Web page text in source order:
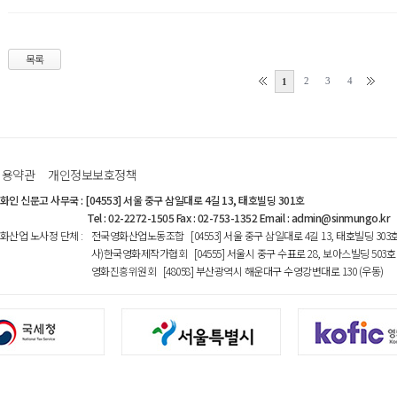
목록
1 2 3 4
약관 개인정보보호정책
인 신문고 사무국: [04553] 서울 중구 삼일대로 4길 13, 태호빌딩 301호
Tel : 02-2272-1505 Fax : 02-753-1352 Email : admin@sinmungo.kr
산업 노사정 단체 :
전국영화산업노동조합 [04553] 서울 중구 삼일대로 4길 13, 태호빌딩 303
사)한국영화제작가협회 [04555] 서울시 중구 수표로 28, 보아스빌딩 503호
영화진흥위원회 [48058] 부산광역시 해운대구 수영강변대로 130 (우동)